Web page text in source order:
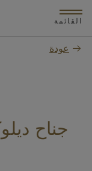
القائمة
عودة
جناح